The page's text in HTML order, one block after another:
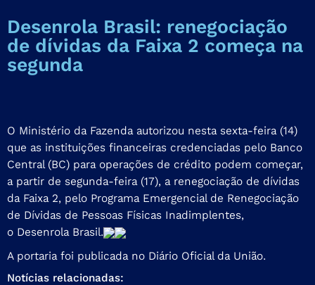
Desenrola Brasil: renegociação
de dívidas da Faixa 2 começa na
segunda
O Ministério da Fazenda autorizou nesta sexta-feira (14)
que as instituições financeiras credenciadas pelo Banco
Central (BC) para operações de crédito podem começar,
a partir de segunda-feira (17), a renegociação de dívidas
da Faixa 2, pelo Programa Emergencial de Renegociação
de Dívidas de Pessoas Físicas Inadimplentes,
o Desenrola Brasil.
A portaria foi publicadano Diário Oficial da União.
Notícias relacionadas: